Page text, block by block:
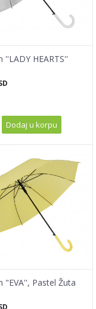
''LADY HEARTS''
Dodaj u korpu
"EVA'', Pastel Žuta